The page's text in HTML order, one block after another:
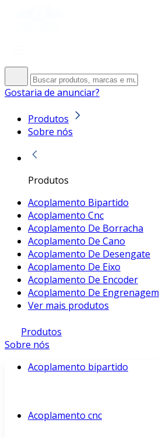
Gostaria de anunciar?
Produtos
Sobre nós
Produtos
Acoplamento Bipartido
Acoplamento Cnc
Acoplamento De Borracha
Acoplamento De Cano
Acoplamento De Desengate
Acoplamento De Eixo
Acoplamento De Encoder
Acoplamento De Engrenagem
Ver mais produtos
Produtos
Sobre nós
Acoplamento bipartido
Acoplamento cnc